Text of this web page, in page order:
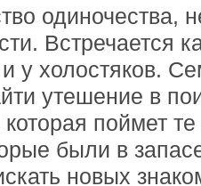
одиночества,
Встречается
у холостяков.
утешение в
поймет
были в
новых